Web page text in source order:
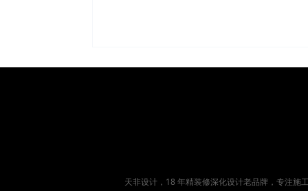
天非设计，18 年精装修深化设计老品牌，专注施